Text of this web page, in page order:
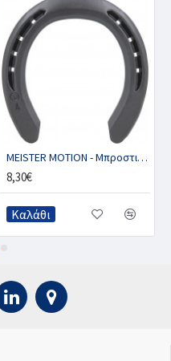
MEISTER MOTION - Μπροστινό με 2 κλιπ (ζευγ.)
8,30€
Καλάθι